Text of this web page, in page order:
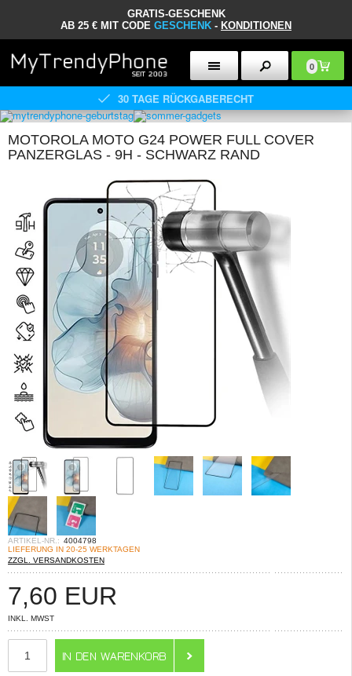
GRATIS-GESCHENK
AB 25 € MIT CODE GESCHENK - KONDITIONEN
0
30 TAGE RÜCKGABERECHT
MOTOROLA MOTO G24 POWER FULL COVER
PANZERGLAS - 9H - SCHWARZ RAND
ARTIKEL-NR.: 4004798
LIEFERUNG IN 20-25 WERKTAGEN
ZZGL. VERSANDKOSTEN
7,60 EUR
INKL. MWST